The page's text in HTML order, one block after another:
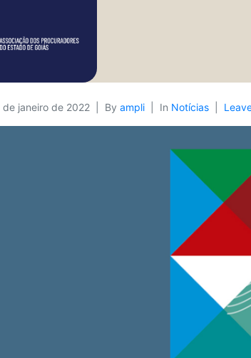
de janeiro de 2022 By ampli In Notícias